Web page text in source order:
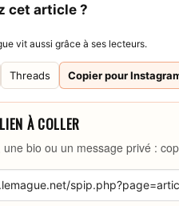
cet article ?
vit aussi grâce à ses lecteurs.
Threads Copier pour
À COLLER
bio ou un message privé :